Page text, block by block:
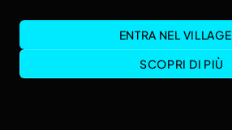
ENTRA NEL VILLAGE
SCOPRI DI PIÙ